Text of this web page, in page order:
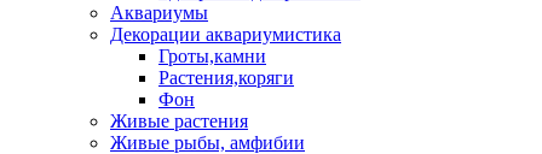
Аквариумы
Декорации аквариумистика
Гроты,камни
Растения,коряги
Фон
Живые растения
Живые рыбы, амфибии